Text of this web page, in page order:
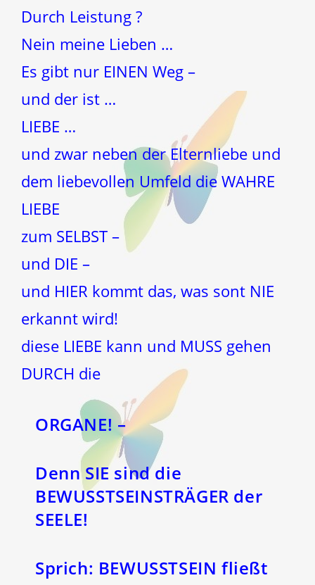
Durch Leistung ?
Nein meine Lieben …
Es gibt nur EINEN Weg –
und der ist …
LIEBE …
und zwar neben der Elternliebe und
dem liebevollen Umfeld die WAHRE
LIEBE
zum SELBST –
und DIE –
und HIER kommt das, was sont NIE
erkannt wird!
diese LIEBE kann und MUSS gehen
DURCH die
ORGANE! –
Denn SIE sind die
BEWUSSTSEINSTRÄGER der
SEELE!
Sprich: BEWUSSTSEIN fließt